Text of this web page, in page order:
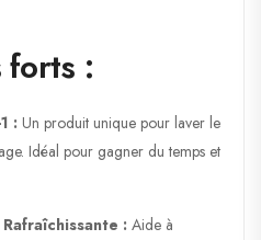
forts :
: Un produit unique pour laver le
Idéal pour gagner du temps et
: Aide à